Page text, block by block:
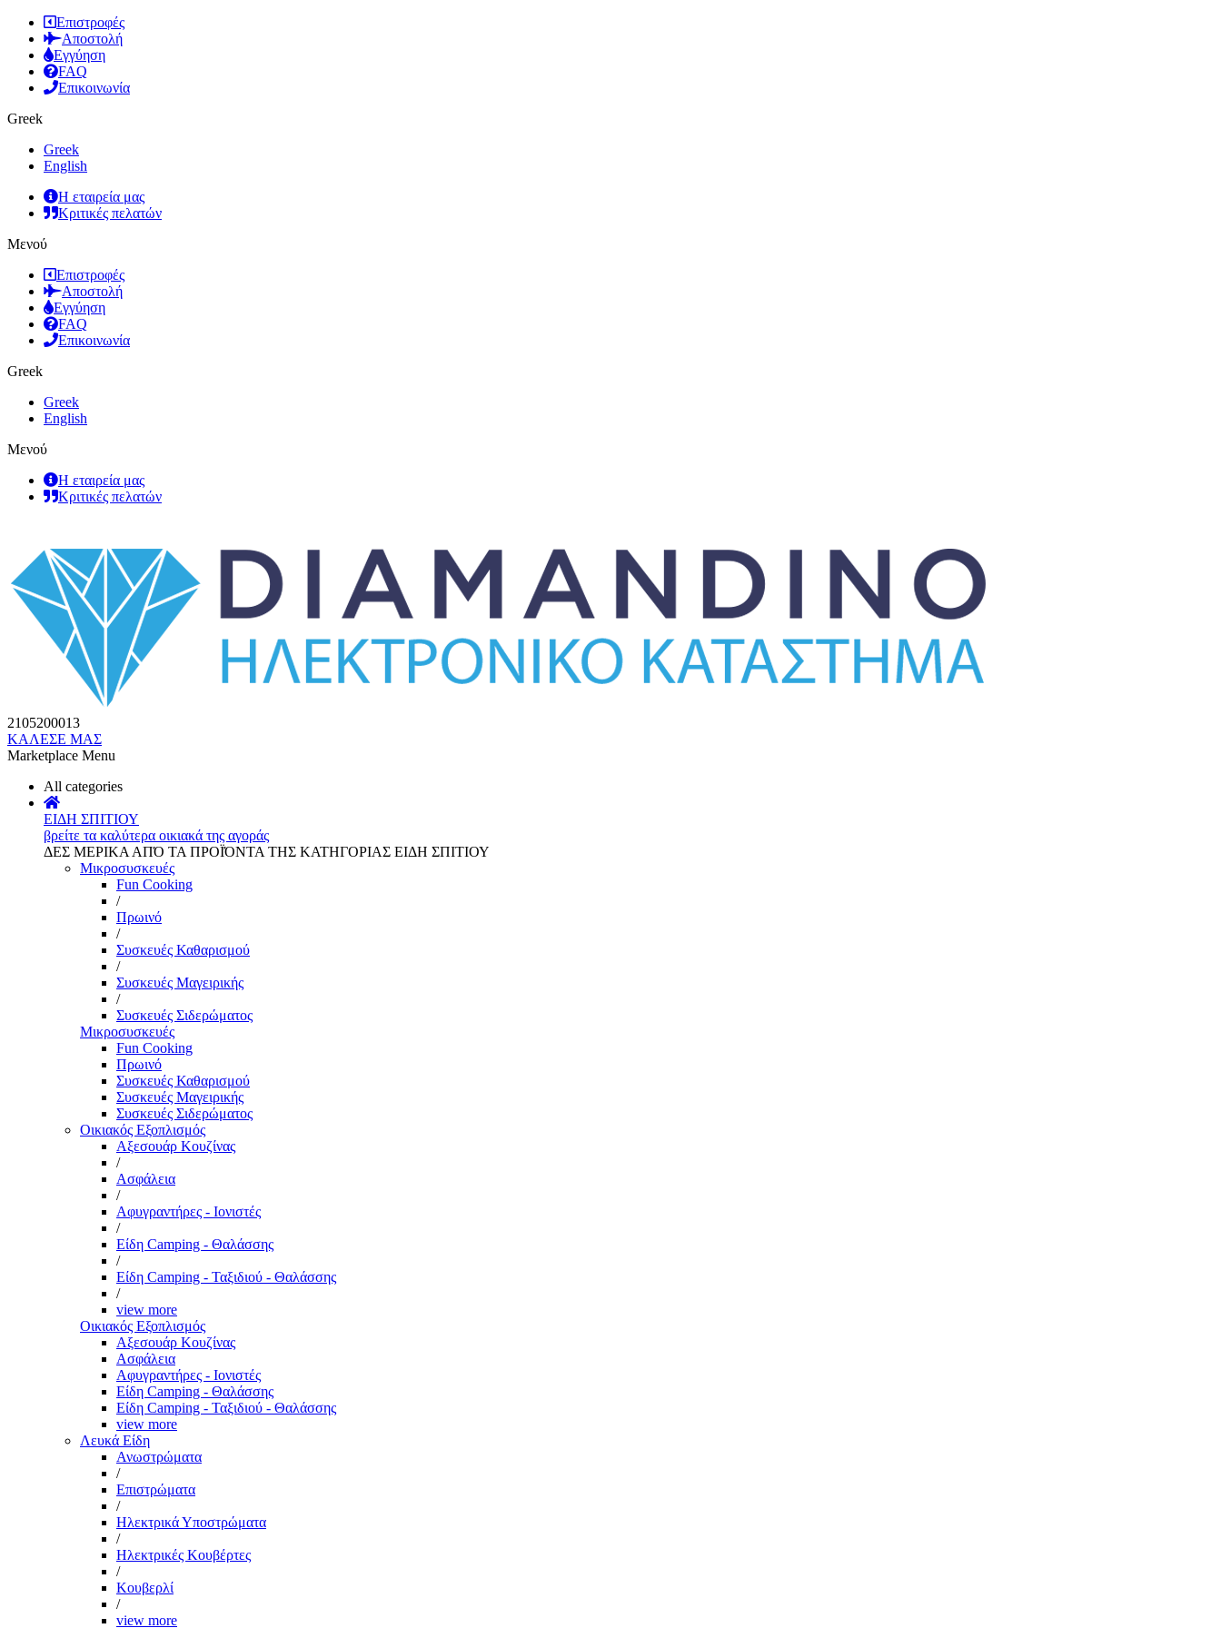
Επιστροφές
Αποστολή
Εγγύηση
FAQ
Επικοινωνία
Greek
Greek
English
Η εταιρεία μας
Κριτικές πελατών
Μενού
Επιστροφές
Αποστολή
Εγγύηση
FAQ
Επικοινωνία
Greek
Greek
English
Μενού
Η εταιρεία μας
Κριτικές πελατών
2105200013
ΚΑΛΕΣΕ ΜΑΣ
Marketplace Menu
All categories
ΕΙΔΗ ΣΠΙΤΙΟΥ
βρείτε τα καλύτερα οικιακά της αγοράς
ΔΕΣ ΜΕΡΙΚΑ ΑΠΌ ΤΑ ΠΡΟΪΌΝΤΑ ΤΗΣ ΚΑΤΗΓΟΡΙΑΣ ΕΙΔΗ ΣΠΙΤΙΟΥ
Μικροσυσκευές
Fun Cooking
/
Πρωινό
/
Συσκευές Καθαρισμού
/
Συσκευές Μαγειρικής
/
Συσκευές Σιδερώματος
Μικροσυσκευές
Fun Cooking
Πρωινό
Συσκευές Καθαρισμού
Συσκευές Μαγειρικής
Συσκευές Σιδερώματος
Οικιακός Εξοπλισμός
Αξεσουάρ Κουζίνας
/
Ασφάλεια
/
Αφυγραντήρες - Ιονιστές
/
Είδη Camping - Θαλάσσης
/
Είδη Camping - Ταξιδιού - Θαλάσσης
/
view more
Οικιακός Εξοπλισμός
Αξεσουάρ Κουζίνας
Ασφάλεια
Αφυγραντήρες - Ιονιστές
Είδη Camping - Θαλάσσης
Είδη Camping - Ταξιδιού - Θαλάσσης
view more
Λευκά Είδη
Ανωστρώματα
/
Επιστρώματα
/
Ηλεκτρικά Υποστρώματα
/
Ηλεκτρικές Κουβέρτες
/
Κουβερλί
/
view more